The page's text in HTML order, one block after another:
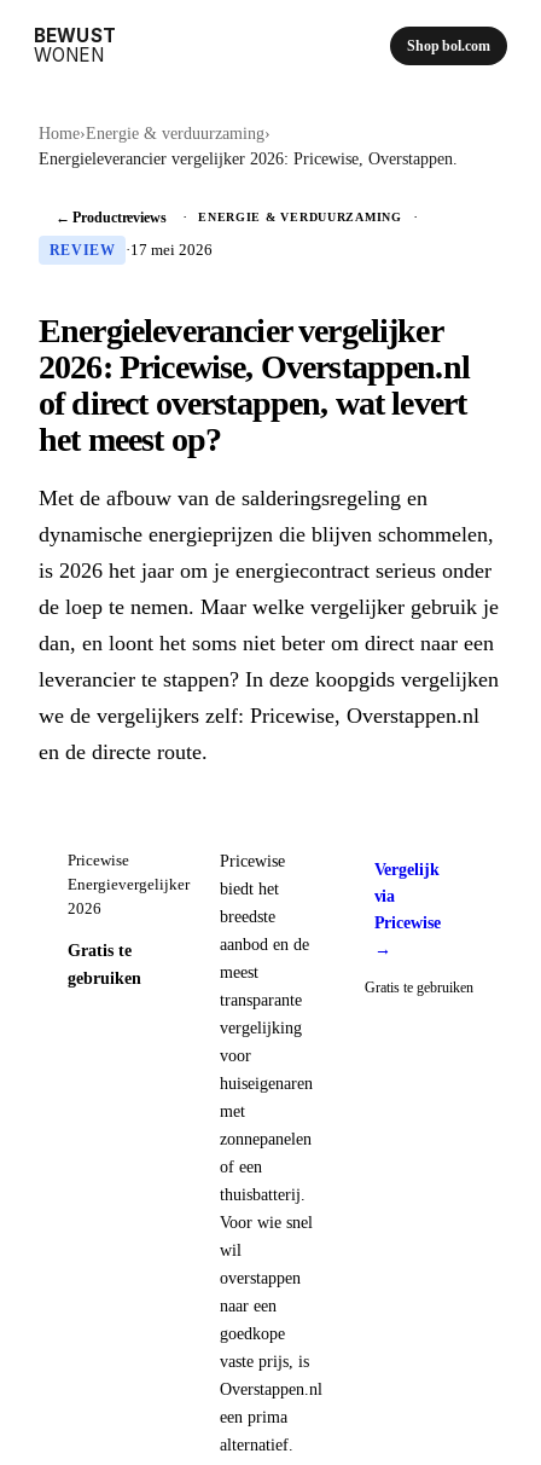
BEWUST
WONEN
Shop bol.com
Home›Energie & verduurzaming›
Energieleverancier vergelijker 2026: Pricewise, Overstappen.
← Productreviews · ENERGIE & VERDUURZAMING ·
REVIEW ·17 mei 2026
Energieleverancier vergelijker
2026: Pricewise, Overstappen.nl
of direct overstappen, wat levert
het meest op?
Met de afbouw van de salderingsregeling en
dynamische energieprijzen die blijven schommelen,
is 2026 het jaar om je energiecontract serieus onder
de loep te nemen. Maar welke vergelijker gebruik je
dan, en loont het soms niet beter om direct naar een
leverancier te stappen? In deze koopgids vergelijken
we de vergelijkers zelf: Pricewise, Overstappen.nl
en de directe route.
Pricewise
Energievergelijker
2026
Gratis te
gebruiken
Pricewise
biedt het
breedste
aanbod en de
meest
transparante
vergelijking
voor
huiseigenaren
met
zonnepanelen
of een
thuisbatterij.
Voor wie snel
wil
overstappen
naar een
goedkope
vaste prijs, is
Overstappen.nl
een prima
alternatief.
Vergelijk
via
Pricewise
→
Gratis te gebruiken